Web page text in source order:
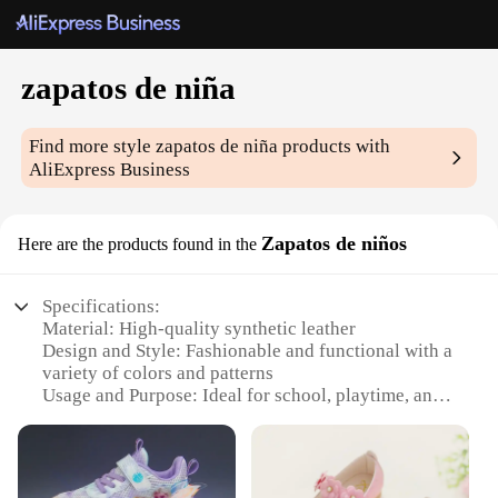
zapatos de niña
Find more stylezapatos de niña products with
AliExpress Business
Here are the products found in the Zapatos de niños
Specifications:
Material: High-quality synthetic leather
Design and Style: Fashionable and functional with a
variety of colors and patterns
Usage and Purpose: Ideal for school, playtime, and
Performance and Property: Durable and
comfortable, designed to withstand daily wear
Parts and Accessories: Includes laces and insoles